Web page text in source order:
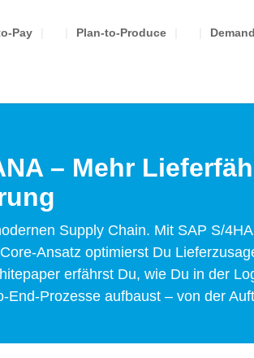
Pay Plan-to-Produce
– Mehr
Supply Chain. Mit SAP S/
Ansatz optimierst Du
erfährst Du, wie Du in der
Prozesse aufbaust – von der